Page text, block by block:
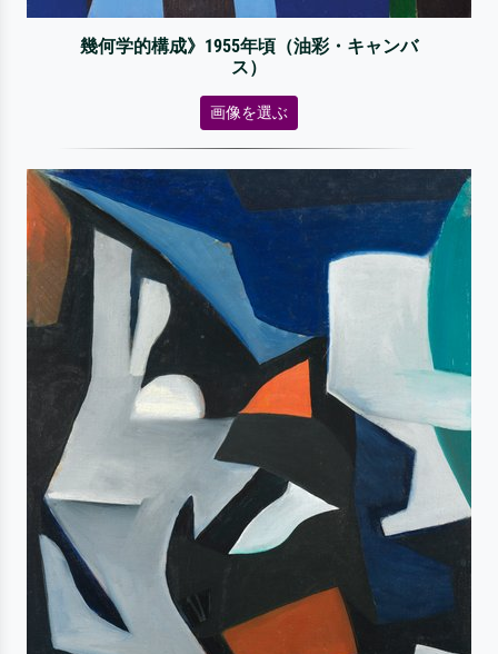
幾何学的構成》1955年頃（油彩・キャンバ
ス）
画像を選ぶ